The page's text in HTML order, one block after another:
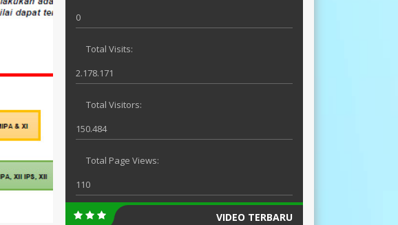
0
Total Visits:
2.178.171
Total Visitors:
150.484
Total Page Views:
110
VIDEO TERBARU